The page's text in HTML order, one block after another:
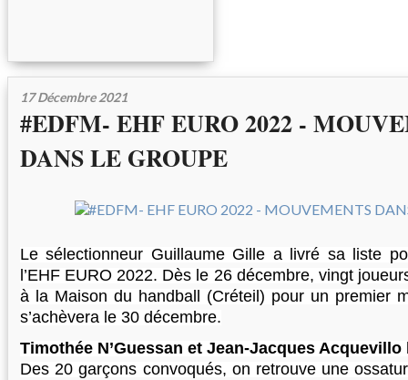
17 Décembre 2021
#EDFM- EHF EURO 2022 -
DANS LE GROUPE
Le sélectionneur Guillaume Gille a livré sa liste
l’EHF EURO 2022. Dès le 26 décembre, vingt
à la Maison du handball (Créteil) pour un premier
s’achèvera le 30 décembre.
Timothée N’Guessan et Jean-Jacques Acquevillo
Des 20 garçons convoqués, on retrouve une